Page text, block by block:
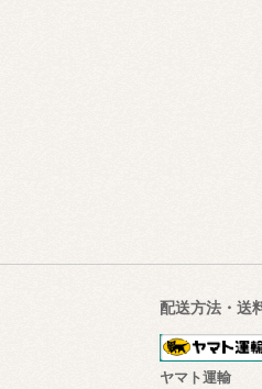
配送方法・送
ヤマト運輸